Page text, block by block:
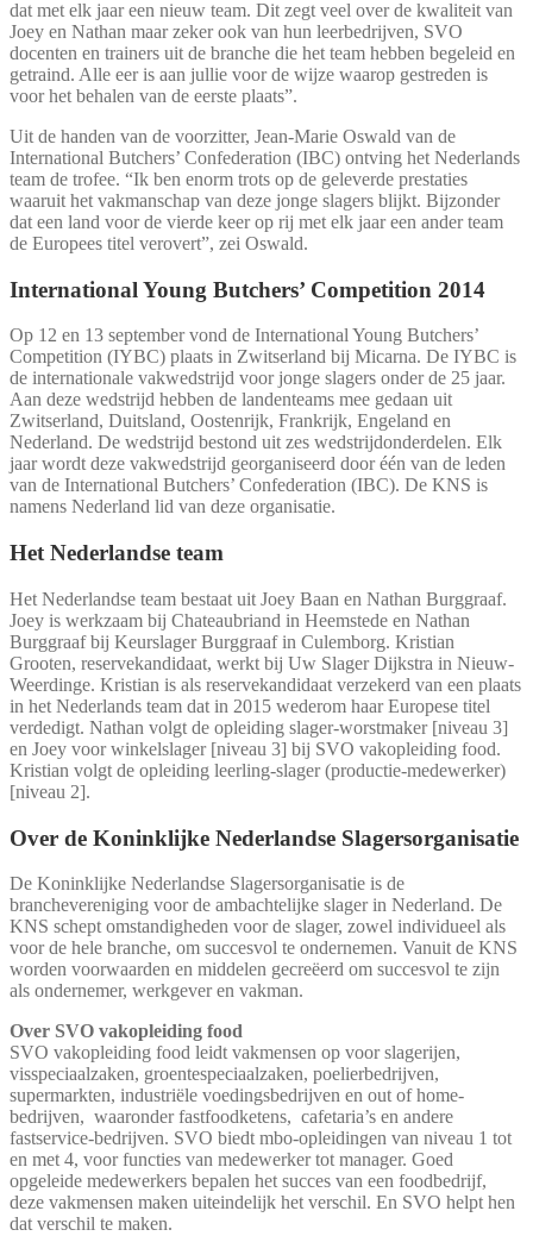
dat met elk jaar een nieuw team. Dit zegt veel over de kwaliteit van
Joey en Nathan maar zeker ook van hun leerbedrijven, SVO
docenten en trainers uit de branche die het team hebben begeleid en
getraind. Alle eer is aan jullie voor de wijze waarop gestreden is
voor het behalen van de eerste plaats”.
Uit de handen van de voorzitter, Jean-Marie Oswald van de
International Butchers’ Confederation (IBC) ontving het Nederlands
team de trofee. “Ik ben enorm trots op de geleverde prestaties
waaruit het vakmanschap van deze jonge slagers blijkt. Bijzonder
dat een land voor de vierde keer op rij met elk jaar een ander team
de Europees titel verovert”, zei Oswald.
International Young Butchers’ Competition 2014
Op 12 en 13 september vond de International Young Butchers’
Competition (IYBC) plaats in Zwitserland bij Micarna. De IYBC is
de internationale vakwedstrijd voor jonge slagers onder de 25 jaar.
Aan deze wedstrijd hebben de landenteams mee gedaan uit
Zwitserland, Duitsland, Oostenrijk, Frankrijk, Engeland en
Nederland. De wedstrijd bestond uit zes wedstrijdonderdelen. Elk
jaar wordt deze vakwedstrijd georganiseerd door één van de leden
van de International Butchers’ Confederation (IBC). De KNS is
namens Nederland lid van deze organisatie.
Het Nederlandse team
Het Nederlandse team bestaat uit Joey Baan en Nathan Burggraaf.
Joey is werkzaam bij Chateaubriand in Heemstede en Nathan
Burggraaf bij Keurslager Burggraaf in Culemborg. Kristian
Grooten, reservekandidaat, werkt bij Uw Slager Dijkstra in Nieuw-
Weerdinge. Kristian is als reservekandidaat verzekerd van een plaats
in het Nederlands team dat in 2015 wederom haar Europese titel
verdedigt. Nathan volgt de opleiding slager-worstmaker [niveau 3]
en Joey voor winkelslager [niveau 3] bij SVO vakopleiding food.
Kristian volgt de opleiding leerling-slager (productie-medewerker)
[niveau 2].
Over de Koninklijke Nederlandse Slagersorganisatie
De Koninklijke Nederlandse Slagersorganisatie is de
branchevereniging voor de ambachtelijke slager in Nederland. De
KNS schept omstandigheden voor de slager, zowel individueel als
voor de hele branche, om succesvol te ondernemen. Vanuit de KNS
worden voorwaarden en middelen gecreëerd om succesvol te zijn
als ondernemer, werkgever en vakman.
Over SVO vakopleiding food
SVO vakopleiding food leidt vakmensen op voor slagerijen,
visspeciaalzaken, groentespeciaalzaken, poelierbedrijven,
supermarkten, industriële voedingsbedrijven en out of home-
bedrijven, waaronder fastfoodketens, cafetaria’s en andere
fastservice-bedrijven. SVO biedt mbo-opleidingen van niveau 1 tot
en met 4, voor functies van medewerker tot manager. Goed
opgeleide medewerkers bepalen het succes van een foodbedrijf,
deze vakmensen maken uiteindelijk het verschil. En SVO helpt hen
dat verschil te maken.